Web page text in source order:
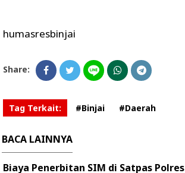
humasresbinjai
Share:
Tag Terkait: #Binjai #Daerah
BACA LAINNYA
Biaya Penerbitan SIM di Satpas Polres